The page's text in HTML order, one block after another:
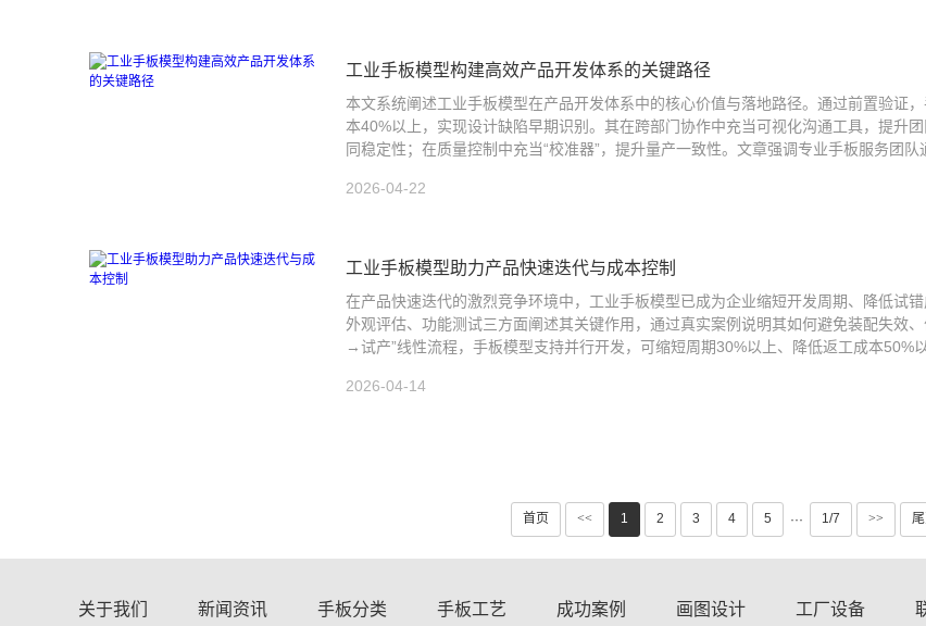
工业手板模型构建高效产品开发体系的关键路径
本文系统阐述工业手板模型在产品开发体系中的核心价值与落地路径。通过前置验证
本40%以上，实现设计缺陷早期识别。其在跨部门协作中充当可视化沟通工具，提升
同稳定性；在质量控制中充当“校准器”，提升量产一致性。文章强调专业手板服务团
2026-04-22
工业手板模型助力产品快速迭代与成本控制
在产品快速迭代的激烈竞争环境中，工业手板模型已成为企业缩短开发周期、降低试
外观评估、功能测试三方面阐述其关键作用，通过真实案例说明其如何避免装配失效
→试产”线性流程，手板模型支持并行开发，可缩短周期30%以上、降低返工成本50%
2026-04-14
首页 << 1 2 3 4 5 ··· 1/7 >>
关于我们 新闻资讯 手板分类 手板工艺 成功案例 画图设计 工厂设备